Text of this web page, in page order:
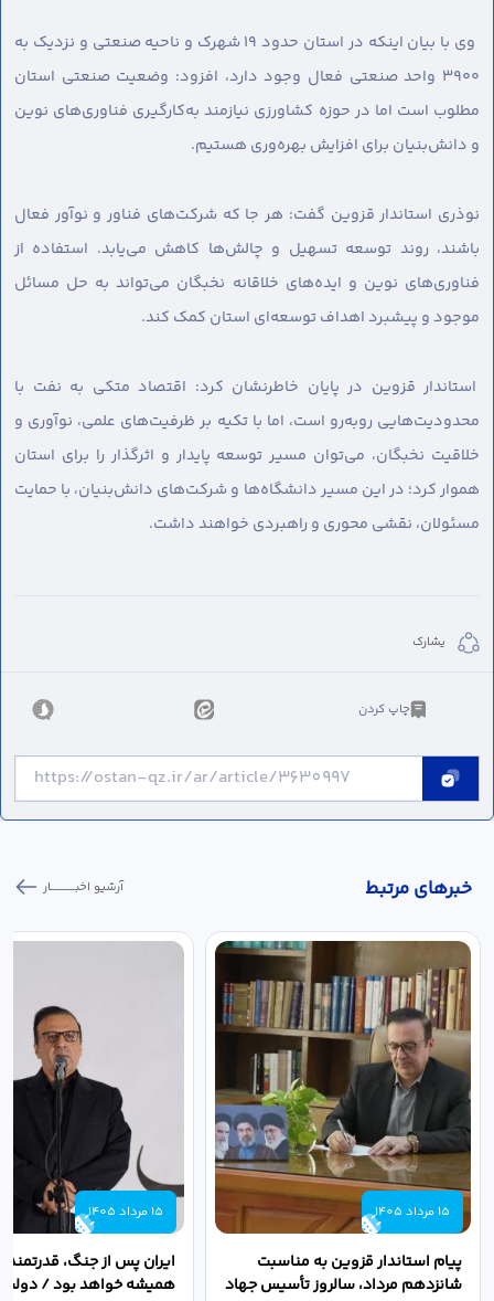
وی با بیان اینکه در استان حدود ۱۹ شهرک و ناحیه صنعتی و نزدیک به
۳۹۰۰ واحد صنعتی فعال وجود دارد، افزود: وضعیت صنعتی استان
مطلوب است اما در حوزه کشاورزی نیازمند به‌کارگیری فناوری‌های نوین
و دانش‌بنیان برای افزایش بهره‌وری هستیم.
نوذری استاندار قزوین گفت: هر جا که شرکت‌های فناور و نوآور فعال
باشند، روند توسعه تسهیل و چالش‌ها کاهش می‌یابد. استفاده از
فناوری‌های نوین و ایده‌های خلاقانه نخبگان می‌تواند به حل مسائل
موجود و پیشبرد اهداف توسعه‌ای استان کمک کند.
استاندار قزوین در پایان خاطرنشان کرد: اقتصاد متکی به نفت با
محدودیت‌هایی روبه‌رو است، اما با تکیه بر ظرفیت‌های علمی، نوآوری و
خلاقیت نخبگان، می‌توان مسیر توسعه پایدار و اثرگذار را برای استان
هموار کرد؛ در این مسیر دانشگاه‌ها و شرکت‌های دانش‌بنیان، با حمایت
مسئولان، نقشی محوری و راهبردی خواهند داشت.
يشارك
چاپ کردن
خبر‌های مرتبط آرشیو اخبـــــــــــار
15 مرداد 1405
پیام استاندار قزوین به مناسبت
شانزدهم مرداد، سالروز تأسیس جهاد
15 مرداد 1405
ایران پس از جنگ،
همیشه خواهد بود / دولت